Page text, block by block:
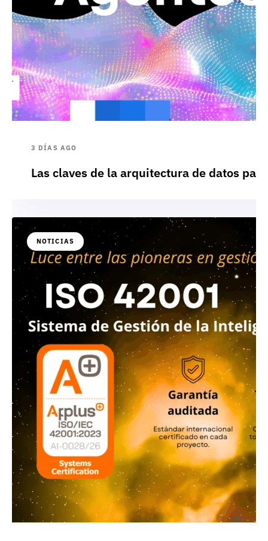
3 DÍAS AGO
Las claves de la arquitectura de datos
NOTICIAS